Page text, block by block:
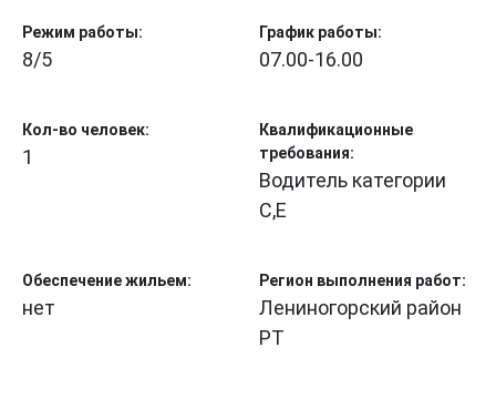
Режим работы:
8/5
График работы:
07.00-16.00
Кол-во человек:
1
Квалификационные
требования:
Водитель категории
С,Е
Обеспечение жильем:
нет
Регион выполнения работ:
Лениногорский район
РТ